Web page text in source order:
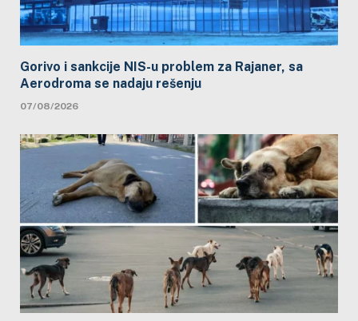
Gorivo i sankcije NIS-u problem za Rajaner, sa
Aerodroma se nadaju rešenju
07/08/2026